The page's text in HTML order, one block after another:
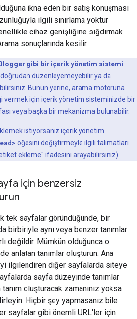
ikna eden bir satış konuşması
ilgili sınırlama yoktur
cihaz genişliğine sığdırmak
sonuçlarında kesilir.
gibi bir içerik yönetim sistemi
düzenleyemeyebilir ya da
Bunun yerine, arama motoruna
vermek için içerik yönetim sisteminizde bir
veya başka bir mekanizma bulunabilir.
istiyorsanız içerik yönetim
öğesini değiştirmeyle ilgili talimatları
ekleme" ifadesini arayabilirsiniz).
için benzersiz
tek sayfalar göründüğünde, bir
birbiriyle aynı veya benzer tanımlar
değildir. Mümkün olduğunca o
anlatan tanımlar oluşturun. Ana
ilgilendiren diğer sayfalarda siteye
sayfa düzeyinde tanımlar
oluşturacak zamanınız yoksa
Hiçbir şey yapmasanız bile
sayfalar gibi önemli URL'ler için